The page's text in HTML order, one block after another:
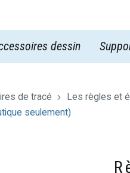
dessin
de tracé
Les règles et
seulement)